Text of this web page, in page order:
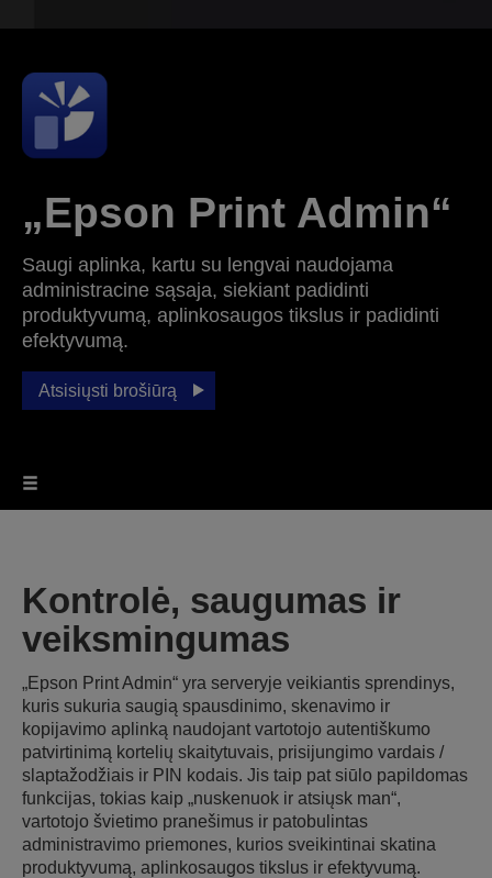
„Epson Print Admin“
Saugi aplinka, kartu su lengvai naudojama
administracine sąsaja, siekiant padidinti
produktyvumą, aplinkosaugos tikslus ir padidinti
efektyvumą.
Atsisiųsti brošiūrą
Kontrolė, saugumas ir
veiksmingumas
„Epson Print Admin“ yra serveryje veikiantis sprendinys,
kuris sukuria saugią spausdinimo, skenavimo ir
kopijavimo aplinką naudojant vartotojo autentiškumo
patvirtinimą kortelių skaitytuvais, prisijungimo vardais /
slaptažodžiais ir PIN kodais. Jis taip pat siūlo papildomas
funkcijas, tokias kaip „nuskenuok ir atsiųsk man“,
vartotojo švietimo pranešimus ir patobulintas
administravimo priemones, kurios sveikintinai skatina
produktyvumą, aplinkosaugos tikslus ir efektyvumą.